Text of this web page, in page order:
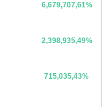
6,679,707,61%
2,398,935,49%
715,035,43%